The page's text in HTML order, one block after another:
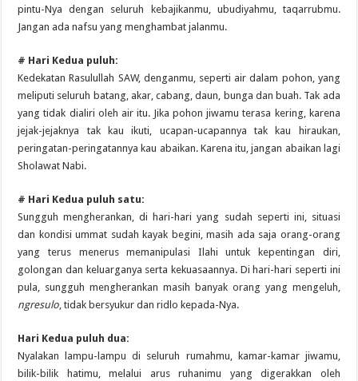
pintu-Nya dengan seluruh kebajikanmu, ubudiyahmu, taqarrubmu.
Jangan ada nafsu yang menghambat jalanmu.
# Hari Kedua puluh:
Kedekatan Rasulullah SAW, denganmu, seperti air dalam pohon, yang
meliputi seluruh batang, akar, cabang, daun, bunga dan buah. Tak ada
yang tidak dialiri oleh air itu. Jika pohon jiwamu terasa kering, karena
jejak-jejaknya tak kau ikuti, ucapan-ucapannya tak kau hiraukan,
peringatan-peringatannya kau abaikan. Karena itu, jangan abaikan lagi
Sholawat Nabi.
# Hari Kedua puluh satu:
Sungguh mengherankan, di hari-hari yang sudah seperti ini, situasi
dan kondisi ummat sudah kayak begini, masih ada saja orang-orang
yang terus menerus memanipulasi Ilahi untuk kepentingan diri,
golongan dan keluarganya serta kekuasaannya. Di hari-hari seperti ini
pula, sungguh mengherankan masih banyak orang yang mengeluh,
ngresulo, tidak bersyukur dan ridlo kepada-Nya.
Hari Kedua puluh dua:
Nyalakan lampu-lampu di seluruh rumahmu, kamar-kamar jiwamu,
bilik-bilik hatimu, melalui arus ruhanimu yang digerakkan oleh